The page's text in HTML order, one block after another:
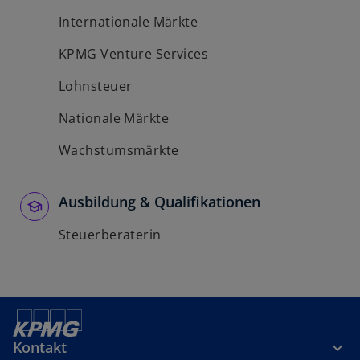
Internationale Märkte
KPMG Venture Services
Lohnsteuer
Nationale Märkte
Wachstumsmärkte
Ausbildung & Qualifikationen
Steuerberaterin
Kontakt